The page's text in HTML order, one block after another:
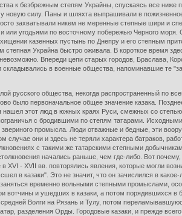
к безбрежным степям Украйны, спускаясь все
новую силу. Паны и шляхта выпрашивали в
захватывали никем не меренные степные шири и
или угодьями по восточному побережью Черного
казенных пустынь по Днепру и его степным
степная Украйна быстро оживала. В короткое время
Впереди цепи старых городов, Браслава,
в военные общества, напоминавшие те
общества, некогда распространенный по
было первоначальное общее значение казака.
этот люд в южных краях Руси, смежных со
с бродившими по степям татарами.
промысла. Люди отважные и бедные, эти
они и здесь не теряли характера батраков,
с такими же татарскими степными
начались раньше, чем где-либо. Вот
XVI - XVII вв. повторялись явления, которые могли
в казаки". Это не значит, что он зачислился в
временно вольными степными промыслами,
вотчины и ушедших в казаки, а потом порядившихся
Волги на Рязань и Тулу, потом
разделения Орды. Городовые казаки, и прежде